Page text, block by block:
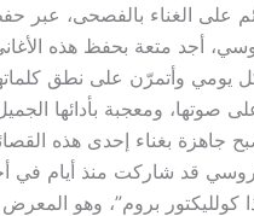
على الغناء بالفصحى، عبر
أجد متعة بحفظ هذه
يومي وأتمرّن على نطق
صوتها، ومعجبة بأدائها
جاهزة بغناء إحدى هذه
قد شاركت منذ أيام في
كولليكتور بروم”، وهو